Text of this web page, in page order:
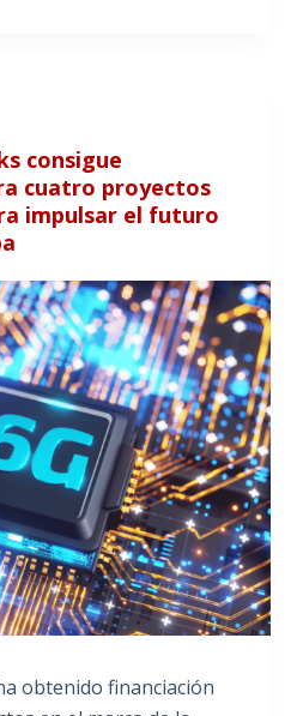
consigue
cuatro proyectos
impulsar el futuro
obtenido financiación